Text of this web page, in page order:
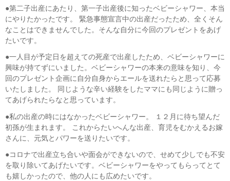
●第二子出産にあたり、第一子出産後に知ったベビーシャワー、本当
にやりたかったです。 緊急事態宣言中の出産だったため、全くそん
なことはできませんでした。そんな自分に今回のプレゼントをあげ
たいです。
●一人目が予定日を超えての死産で出産したため、ベビーシャワーに
興味が持てずにいました。ベビーシャワーの本来の意味を知り、今
回のプレゼント企画に自分自身からエールを送れたらと思って応募
いたしました。 同じような辛い経験をしたママにも同じように贈っ
てあげられたらなと思っています。
●私の出産の時にはなかったベビーシャワー。 １２月に待ち望んだ
初孫が生まれます。 これからたいへんな出産、育児をむかえるお嫁
さんに、元気とパワーを送りたいです。
●コロナで出産立ち合いや面会ができないので、せめて少しでも不安
を取り除いてあげたいです。ベビーシャワーをやってもらってとて
も嬉しかったので、他の人にも広めたいです。